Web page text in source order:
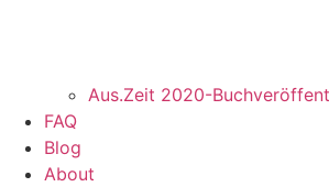
Aus.Zeit 2020-
FAQ
Blog
About